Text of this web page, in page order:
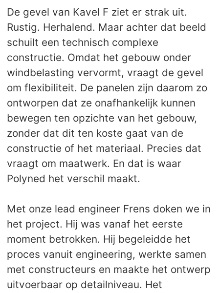
De gevel van Kavel F ziet er strak uit.
Rustig. Herhalend. Maar achter dat beeld
schuilt een technisch complexe
constructie. Omdat het gebouw onder
windbelasting vervormt, vraagt de gevel
om flexibiliteit. De panelen zijn daarom zo
ontworpen dat ze onafhankelijk kunnen
bewegen ten opzichte van het gebouw,
zonder dat dit ten koste gaat van de
constructie of het materiaal. Precies dat
vraagt om maatwerk. En dat is waar
Polyned het verschil maakt.
Met onze lead engineer Frens doken we in
het project. Hij was vanaf het eerste
moment betrokken. Hij begeleidde het
proces vanuit engineering, werkte samen
met constructeurs en maakte het ontwerp
uitvoerbaar op detailniveau. Het